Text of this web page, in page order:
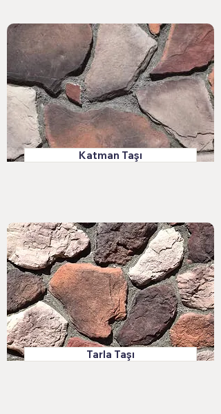
Katman Taşı
Tarla Taşı